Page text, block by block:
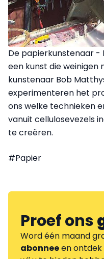
De papierkunstenaar -
een kunst die weinigen
kunstenaar Bob
experimenteren het
ons welke technieken
vanuit cellulosevezels
te creëren.
#Papier
Proef ons
Word één maand
abonneeen ontdek